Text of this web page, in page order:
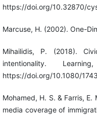
https://doi.org/10.32870/
Marcuse, H. (2002). One-
Mihailidis, P. (2018).
intentionality.
https://doi.org/10.1080/
Mohamed, H. S. & Farris, E.
media coverage of